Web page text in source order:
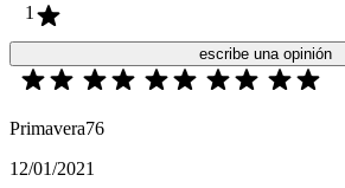
1
escribe una opinión
Primavera76
12/01/2021